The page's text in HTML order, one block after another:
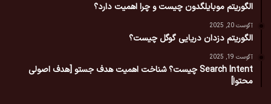
الگوریتم موبایلگدون چیست و چرا اهمیت دارد؟
آگوست 20, 2025
الگوریتم دزدان دریایی گوگل چیست؟
آگوست 19, 2025
Search Intent چیست؟ شناخت اهمیت هدف جستو [هدف اصولی
محتوا]